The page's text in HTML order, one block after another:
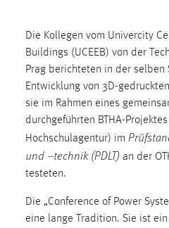
Die Kollegen vom Univercity
Buildings (UCEEB) von der
Prag berichteten in der selben
Entwicklung von 3D-
sie im Rahmen eines
durchgeführten BTHA-
Hochschulagentur) im
und –technik (PDLT) an der
testeten.
Die „Conference of Power
eine lange Tradition. Sie ist
unsere Besucher unsere
Matomo
Name:
_pk_ref, _pk_cvar, _pk_id,
Zweck:
Zugriffsstatistik
Cookie Laufzeit:
Max. 13 Monate